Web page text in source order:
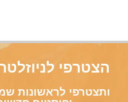
הצטרפי
ותצטרפי לראשונות